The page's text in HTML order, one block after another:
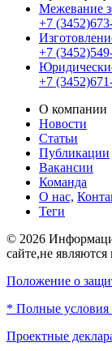
Межевание
+7
+7
+7
О компании
Новости
Статьи
Публикации
Вакансии
Команда
О нас,
Теги
© 2026
сайте,не
Положение о
* Полные условия
Проектные